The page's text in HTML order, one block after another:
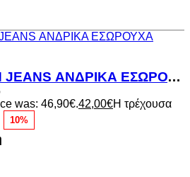
CALVIN KLEIN JEANS ΑΝΔΡΙΚΑ ΕΣΩΡΟΥΧΑ 3ΤΜΧ LOW RISE
was: 46,90€.42,00€Η τρέχουσα
10%